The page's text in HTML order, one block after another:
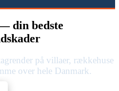
din bedste
på villaer, rækkehuse
over hele Danmark.